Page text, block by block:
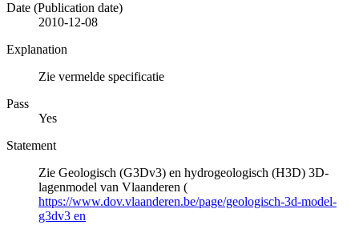
Date (Publication date)
2010-12-08
Explanation
Zie vermelde specificatie
Pass
Yes
Statement
Zie Geologisch (G3Dv3) en hydrogeologisch (H3D) 3D-
lagenmodel van Vlaanderen (
https://www.dov.vlaanderen.be/page/geologisch-3d-model-
g3dv3 en